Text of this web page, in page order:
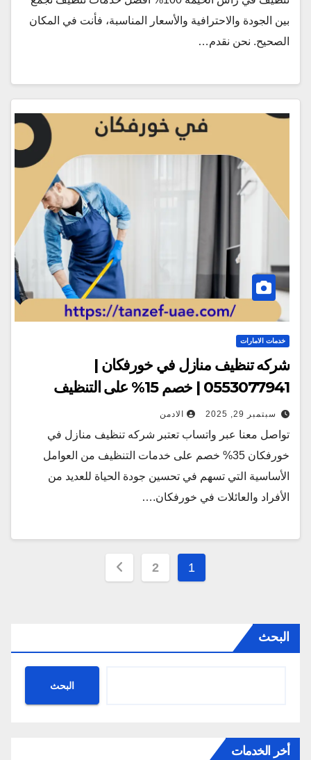
بين الجودة والاحترافية والأسعار المناسبة، فأنت في المكان
الصحيح. نحن نقدم…
خدمات الامارات
شركه تنظيف منازل في خورفكان |
0553077941 | خصم 15% على التنظيف
سبتمبر 29, 2025 الادمن
تواصل معنا عبر واتساب تعتبر شركه تنظيف منازل في
خورفكان 35% خصم على خدمات التنظيف من العوامل
الأساسية التي تسهم في تحسين جودة الحياة للعديد من
الأفراد والعائلات في خورفكان.…
Posts
1
2
البحث
البحث
أخر الخدمات